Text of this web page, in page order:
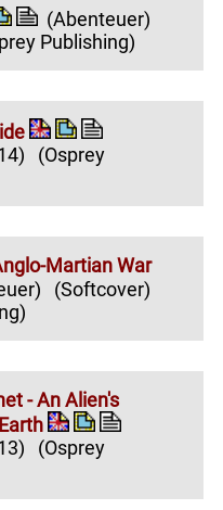
(Abenteuer)
Publishing)
(Osprey
Martian War
(Softcover)
- An Alien's
(Osprey